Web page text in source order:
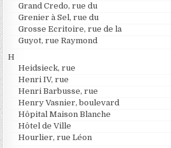
Grand Credo, rue du
Grenier à Sel, rue du
Grosse Ecritoire, rue de la
Guyot, rue Raymond
H
Heidsieck, rue
Henri IV, rue
Henri Barbusse, rue
Henry Vasnier, boulevard
Hôpital Maison Blanche
Hôtel de Ville
Hourlier, rue Léon